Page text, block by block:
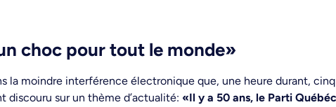
choc pour tout le monde»
la moindre interférence électronique que, une heure durant,
discouru sur un thème d’actualité: «Il y a 50 ans, le Parti